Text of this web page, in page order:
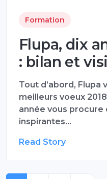
Formation
Flupa, dix
: bilan et
Tout d’abord, Flupa
meilleurs voeux
année vous procure
inspirantes…
Read Story